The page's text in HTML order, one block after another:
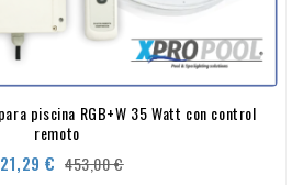
piscina RGB+W 35 Watt con control
remoto
€ Precio
453,00 €Precio